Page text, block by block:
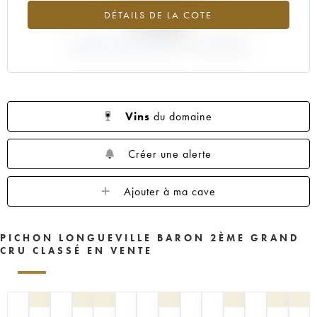
1956
1955 1954 1953
1952
1943
1940 1938 1936
1928
DÉTAILS DE LA COTE
+3.66%
Vins du domaine
Créer une alerte
Ajouter à ma cave
PICHON LONGUEVILLE BARON 2ÈME GRAND
CRU CLASSÉ EN VENTE